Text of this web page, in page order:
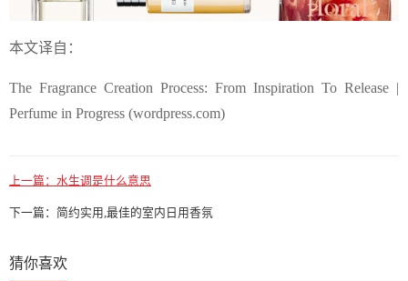
本文译自：
The Fragrance Creation Process: From Inspiration To Release |
Perfume in Progress (wordpress.com)
上一篇： 水生调是什么意思
下一篇： 简约实用,最佳的室内日用香氛
猜你喜欢